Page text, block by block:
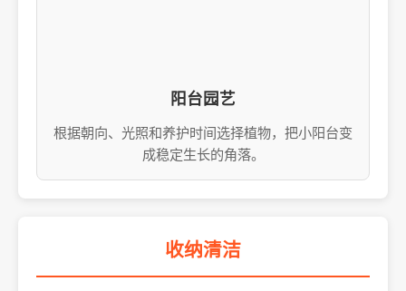
阳台园艺
根据朝向、光照和养护时间选择植物，把小阳台变
成稳定生长的角落。
收纳清洁